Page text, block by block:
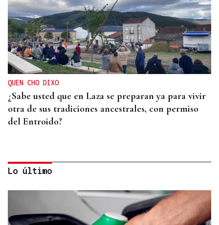
QUEN CHO DIXO
¿Sabe usted que en Laza se preparan ya para vivir
otra de sus tradiciones ancestrales, con permiso
del Entroido?
Lo último